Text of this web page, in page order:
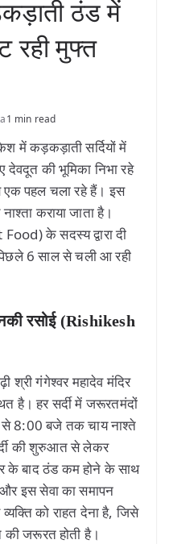
ठंड में
रही मुफ्त
1 min read
में कड़कड़ाती सर्दियों में
देवदूत की भूमिका निभा रहे
एक पहल चला रहे हैं। इस
कराया जाता है।
के सदस्य द्वारा दी
6 साल से चली आ रही
रसोई(Rishikesh
गंगेश्वर महादेव मंदिर
है। हर सर्दी में जरूरतमंदों
8:00 बजे तक चाय नाश्ते
की शुरुआत से लेकर
के बाद ठंड कम होने के साथ
और इस सेवा का समापन
को राहत देना है, जिसे
की जरूरत होती है।